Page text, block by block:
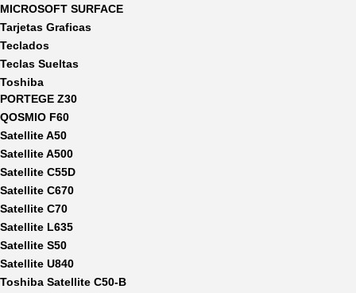
MICROSOFT SURFACE
Tarjetas Graficas
Teclados
Teclas Sueltas
Toshiba
PORTEGE Z30
QOSMIO F60
Satellite A50
Satellite A500
Satellite C55D
Satellite C670
Satellite C70
Satellite L635
Satellite S50
Satellite U840
Toshiba Satellite C50-B